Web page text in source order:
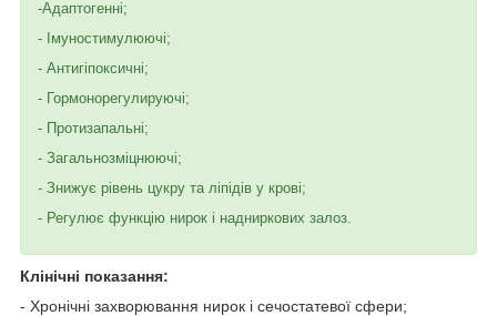
-Адаптогенні;
- Імуностимулюючі;
- Антигіпоксичні;
- Гормонорегулируючі;
- Протизапальні;
- Загальнозміцнюючі;
- Знижує рівень цукру та ліпідів у крові;
- Регулює функцію нирок і надниркових залоз.
Клінічні показання:
- Хронічні захворювання нирок і сечостатевої сфери;